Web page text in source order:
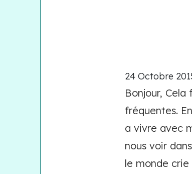
24 Octobre
Bonjour,
fréquentes.
a vivre avec
nous voir
le monde